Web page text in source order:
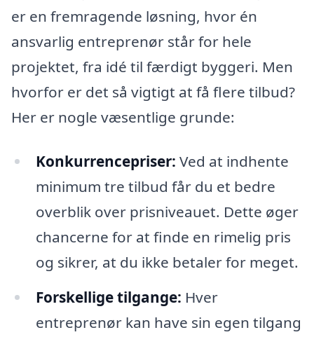
er en fremragende løsning, hvor én
ansvarlig entreprenør står for hele
projektet, fra idé til færdigt byggeri. Men
hvorfor er det så vigtigt at få flere tilbud?
Her er nogle væsentlige grunde:
Konkurrencepriser: Ved at indhente
minimum tre tilbud får du et bedre
overblik over prisniveauet. Dette øger
chancerne for at finde en rimelig pris
og sikrer, at du ikke betaler for meget.
Forskellige tilgange: Hver
entreprenør kan have sin egen tilgang